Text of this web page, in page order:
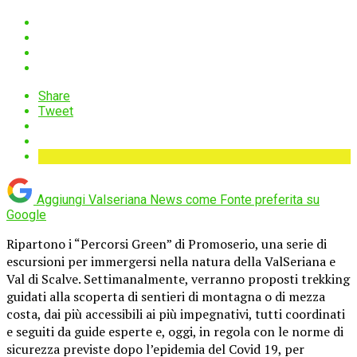
Share
Tweet
Aggiungi Valseriana News come Fonte preferita su
Google
Ripartono i “Percorsi Green” di Promoserio, una serie di
escursioni per immergersi nella natura della ValSeriana e
Val di Scalve. Settimanalmente, verranno proposti trekking
guidati alla scoperta di sentieri di montagna o di mezza
costa, dai più accessibili ai più impegnativi, tutti coordinati
e seguiti da guide esperte e, oggi, in regola con le norme di
sicurezza previste dopo l’epidemia del Covid 19, per